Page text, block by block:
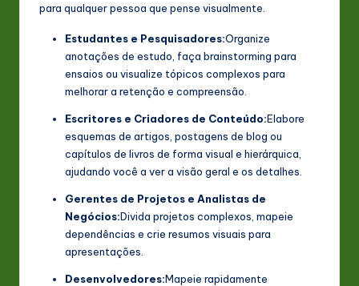
para qualquer pessoa que pense visualmente.
Estudantes e Pesquisadores:Organize
anotações de estudo, faça brainstorming para
ensaios ou visualize tópicos complexos para
melhorar a retenção e compreensão.
Escritores e Criadores de Conteúdo:Elabore
esquemas de artigos, postagens de blog ou
capítulos de livros de forma visual e hierárquica,
ajudando você a ver a visão geral e os detalhes.
Gerentes de Projetos e Analistas de
Negócios:Divida projetos complexos, mapeie
dependências e crie resumos visuais para
apresentações.
Desenvolvedores:Mapeie rapidamente